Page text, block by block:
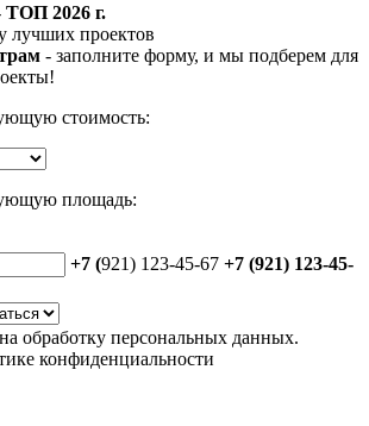
ТОП 2026 г.
лучших проектов
- заполните форму, и мы подберем для
стоимость:
площадь:
+7 (921) 123-45-67 +7 (921) 123-45-
на обработку персональных данных.
конфиденциальности